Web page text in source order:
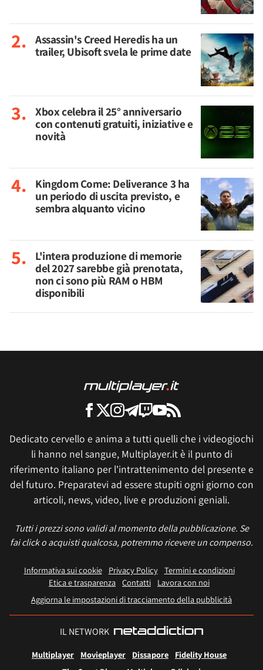
Assassin's Creed Heredis ha un
trailer, Ubisoft svela le prime date
Xbox celebra il 25° anniversario
con contenuti gratuiti, iniziative e
novità
Kingdom Come: Deliverance 3 ha
un periodo di uscita previsto, e
sembra alquanto vicino
L'intera produzione di memorie
del 2027 sarebbe già prenotata,
non ci sono più RAM o HBM
disponibili
Dedicato cervello e anima a tutti quelli che i videogiochi
li hanno nel sangue, Multiplayer.it è il punto di
riferimento italiano per l'intrattenimento del presente e
del futuro. Preparatevi ad essere stupiti ogni giorno con
articoli, news, video, live e produzioni geniali.
Tutti i prezzi sono validi al momento della pubblicazione. Se
fai click o acquisti qualcosa, potremmo ricevere un compenso.
Informativa sui cookie Privacy Policy
Termini e condizioni
Etica e trasparenza Contatti
Lavora con noi
Aggiorna le impostazioni di tracciamento della pubblicità
IL NETWORK
Multiplayer Movieplayer Dissapore
Fidelity House